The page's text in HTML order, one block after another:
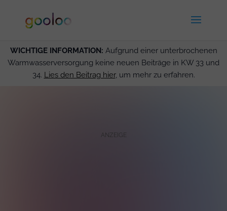
WICHTIGE INFORMATION: Aufgrund einer unterbrochenen
Warmwasserversorgung keine neuen Beiträge in KW 33 und
34. Lies den Beitrag hier, um mehr zu erfahren.